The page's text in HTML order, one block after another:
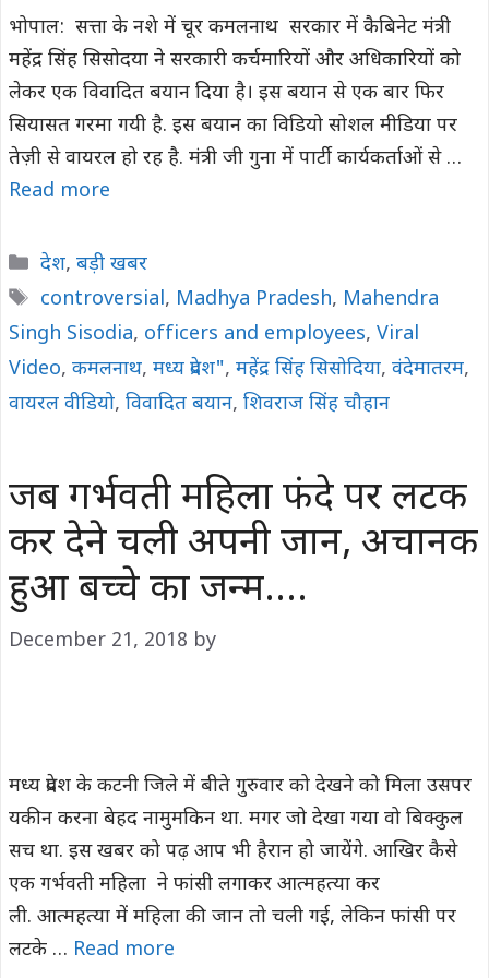
भोपाल: सत्ता के नशे में चूर कमलनाथ सरकार में कैबिनेट मंत्री
महेंद्र सिंह सिसोदया ने सरकारी कर्चमारियों और अधिकारियों को
लेकर एक विवादित बयान दिया है। इस बयान से एक बार फिर
सियासत गरमा गयी है. इस बयान का विडियो सोशल मीडिया पर
तेज़ी से वायरल हो रह है. मंत्री जी गुना में पार्टी कार्यकर्ताओं से …
Read more
Categories
देश, बड़ी खबर
Tags
controversial, Madhya Pradesh, Mahendra
Singh Sisodia, officers and employees, Viral
Video, कमलनाथ, मध्य प्रदेश", महेंद्र सिंह सिसोदिया, वंदेमातरम,
वायरल वीडियो, विवादित बयान, शिवराज सिंह चौहान
जब गर्भवती महिला फंदे पर लटक
कर देने चली अपनी जान, अचानक
हुआ बच्चे का जन्म….
December 21, 2018 by
मध्य प्रदेश के कटनी जिले में बीते गुरुवार को देखने को मिला उसपर
यकीन करना बेहद नामुमकिन था. मगर जो देखा गया वो बिक्कुल
सच था. इस खबर को पढ़ आप भी हैरान हो जायेंगे. आखिर कैसे
एक गर्भवती महिला ने फांसी लगाकर आत्महत्या कर
ली. आत्महत्या में महिला की जान तो चली गई, लेकिन फांसी पर
लटके … Read more